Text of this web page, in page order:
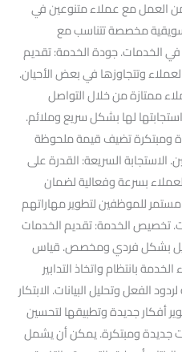
العمل مع عملاء متنوعين في
مخصصة تتناسب مع
الخدمات. جودة الخدمة: تقديم
وتتجاوزها في بعض الأحيان.
ممتازة من خلال التواصل
لها بشكل سريع وملائم.
ومبتكرة تضيف قيمة ملحوظة
الاستجابة السريعة: القدرة على
بسرعة وفعالية لضمان
للموظفين لتطوير مهاراتهم
تخصيص الخدمة: تقديم الخدمات
بشكل فردي ومخصص. قياس
بانتظام واتخاذ التدابير
الفعل وتحليل البيانات. الابتكار
أفكار جديدة وتطبيقها لتحسين
جديدة ومبتكرة. يمكن أن يشمل